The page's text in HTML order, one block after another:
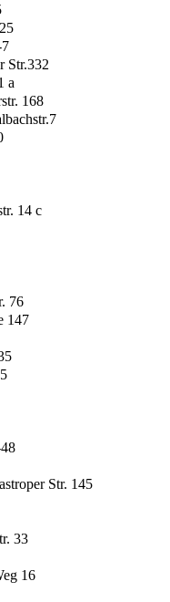
Str.332
a
168
14 c
76
147
Str. 145
33
16